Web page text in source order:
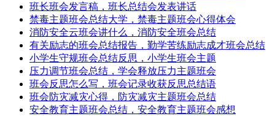
班长班会发言稿，班长总结会发表讲话
禁毒主题班会总结大学，禁毒主题班会心得体会
消防安全云班会讲什么，消防安全班会总结
有关励志的班会总结报告，勤学苦练励志成才班会总结
小学生守规班会总结反思，小学生班会主题
压力调节班会总结，学会释放压力主题班会
班会反思怎么写，班会记录收获反思总结语
班会防灾减灾心得，防灾减灾主题班会总结
安全教育主题班会总结，安全教育主题班会感想